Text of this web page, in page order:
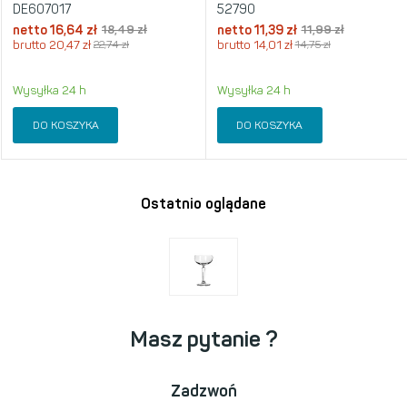
DE607017
netto16,64 zł 18,49 zł
brutto 20,47 zł 22,74 zł
Wysyłka 24 h
DO KOSZYKA
52790
netto 11,39 zł 11,99 zł
brutto 14,01 zł 14,75 zł
Wysyłka 24 h
DO KOSZYKA
Ostatnio oglądane
Masz pytanie ?
Zadzwoń